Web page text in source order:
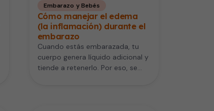
Embarazo y Bebés
Cómo manejar el edema
(la inflamación) durante el
embarazo
Cuando estás embarazada, tu
cuerpo genera líquido adicional y
tiende a retenerlo. Por eso, se